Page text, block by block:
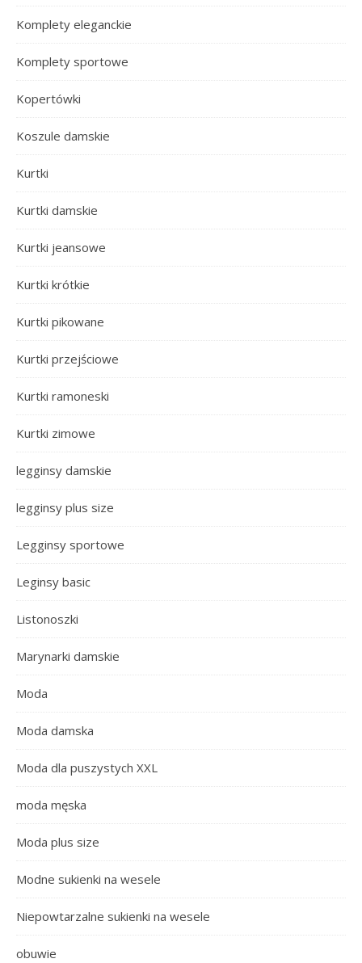
Komplety eleganckie
Komplety sportowe
Kopertówki
Koszule damskie
Kurtki
Kurtki damskie
Kurtki jeansowe
Kurtki krótkie
Kurtki pikowane
Kurtki przejściowe
Kurtki ramoneski
Kurtki zimowe
legginsy damskie
legginsy plus size
Legginsy sportowe
Leginsy basic
Listonoszki
Marynarki damskie
Moda
Moda damska
Moda dla puszystych XXL
moda męska
Moda plus size
Modne sukienki na wesele
Niepowtarzalne sukienki na wesele
obuwie